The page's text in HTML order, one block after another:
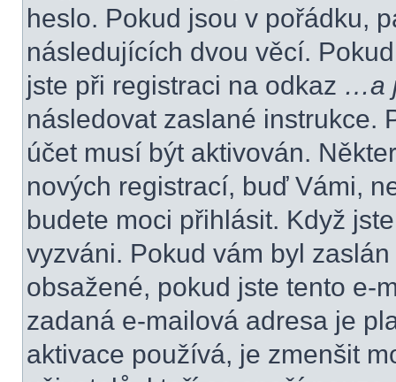
heslo. Pokud jsou v pořádku,
následujících dvou věcí.
jste při registraci na odkaz …a
následovat zaslané instrukce.
účet musí být aktivován.
nových registrací, buď Vámi,
budete moci přihlásit. Když
vyzváni. Pokud vám byl
obsažené, pokud jste tento e-
zadaná e-mailová adresa je
aktivace používá, je zmenšit